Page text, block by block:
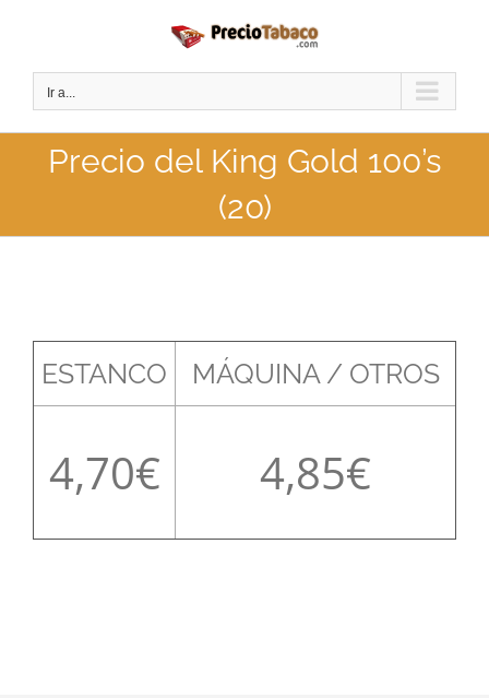
contenido
Ir a...
Precio del King Gold 100’s
(20)
ESTANCO MÁQUINA / OTROS
4,70 4,85